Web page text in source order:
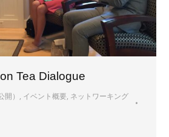
Tea Dialogue
） , イベント概要, ネットワーキング